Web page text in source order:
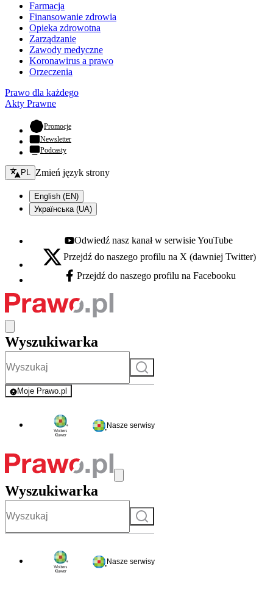
Farmacja
Finansowanie zdrowia
Opieka zdrowotna
Zarządzanie
Zawody medyczne
Koronawirus a prawo
Orzeczenia
Prawo dla każdego
Akty Prawne
Promocje- otwiera się w nowej karcie
Newsletter
Podcasty
Zmień język - bieżący:
PL Zmień język strony
English (EN)
Українська (UA)
Youtube - otwiera się w nowej karcie
Odwiedź nasz kanał w serwisie YouTube
X - otwiera się w nowej karcie
Przejdź do naszego profilu na X (dawniej Twitter)
Facebook - otwiera się w nowej karcie
Przejdź do naszego profilu na Facebooku
Wyszukiwarka
Szukaj
Moje Prawo.pl
- rejestracja i logowanie do serwisu
Nasze serwisy
Wyszukiwarka
Szukaj
Nasze serwisy